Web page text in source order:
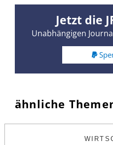
Jetzt die
Unabhängigen
ähnliche